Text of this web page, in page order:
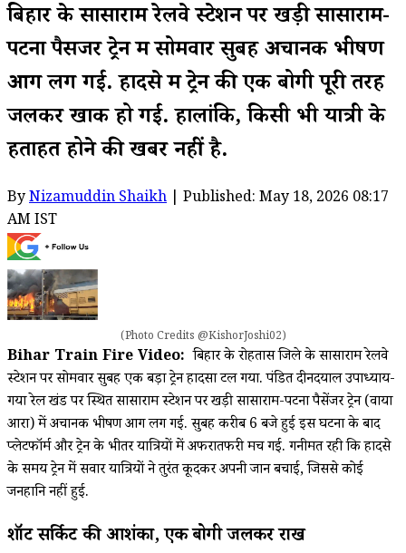
बिहार के सासाराम रेलवे स्टेशन पर खड़ी सासाराम-
पटना पैसेंजर ट्रेन में सोमवार सुबह अचानक भीषण
आग लग गई. हादसे में ट्रेन की एक बोगी पूरी तरह
जलकर खाक हो गई. हालांकि, किसी भी यात्री के
हताहत होने की खबर नहीं है.
ByNizamuddin Shaikh | Published: May 18, 2026 08:17
AM IST
(Photo Credits @KishorJoshi02)
Bihar Train Fire Video: बिहार के रोहतास जिले के सासाराम रेलवे
स्टेशन पर सोमवार सुबह एक बड़ा ट्रेन हादसा टल गया. पंडित दीनदयाल उपाध्याय-
गया रेल खंड पर स्थित सासाराम स्टेशन पर खड़ी सासाराम-पटना पैसेंजर ट्रेन (वाया
आरा) में अचानक भीषण आग लग गई. सुबह करीब 6 बजे हुई इस घटना के बाद
प्लेटफॉर्म और ट्रेन के भीतर यात्रियों में अफरातफरी मच गई. गनीमत रही कि हादसे
के समय ट्रेन में सवार यात्रियों ने तुरंत कूदकर अपनी जान बचाई, जिससे कोई
जनहानि नहीं हुई.
शॉर्ट सर्किट की आशंका, एक बोगी जलकर राख